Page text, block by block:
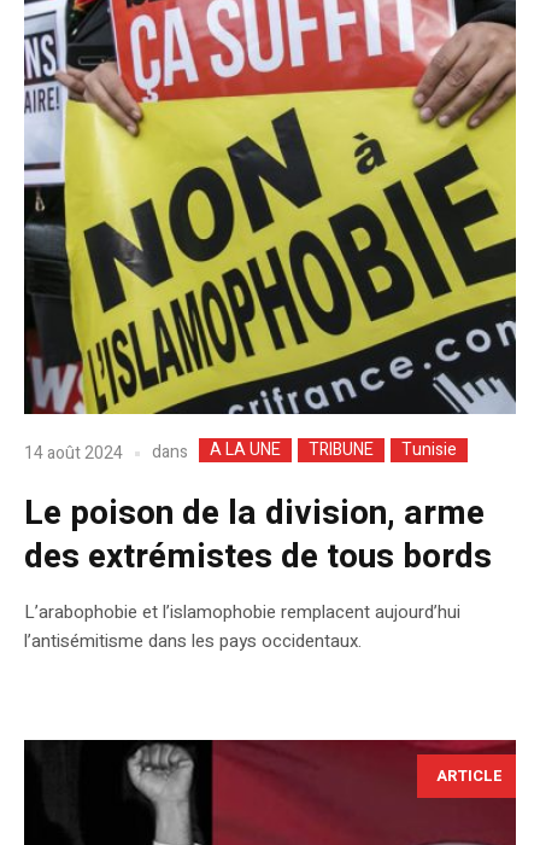
14 août 2024 dans A LA UNE TRIBUNE Tunisie
Le poison de la division, arme
des extrémistes de tous bords
L’arabophobie et l’islamophobie remplacent aujourd’hui
l’antisémitisme dans les pays occidentaux.
ARTICLE